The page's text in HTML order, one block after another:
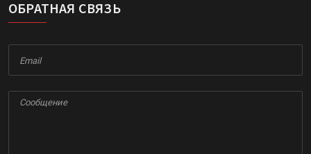
ОБРАТНАЯ СВЯЗЬ